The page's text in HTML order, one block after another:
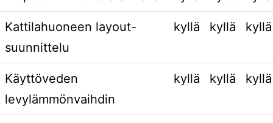
Kattilahuoneen layout-
suunnittelu
kyllä kyllä kyllä
Käyttöveden
levylämmönvaihdin
kyllä kyllä kyllä